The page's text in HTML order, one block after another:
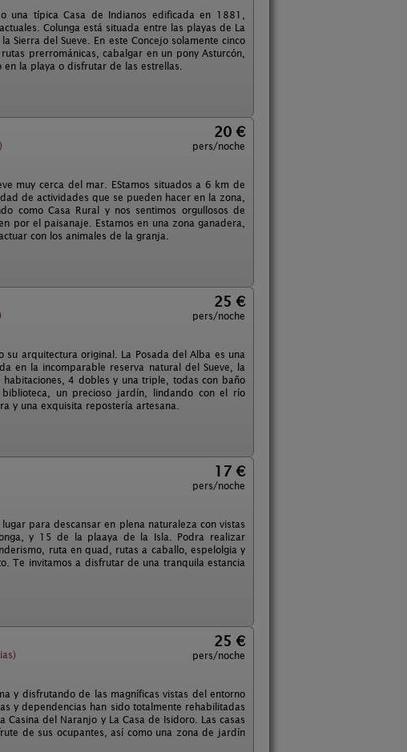
una típica Casa de Indianos edificada en 1881,
Colunga está situada entre las playas de La
Sierra del Sueve. En este Concejo solamente cinco
prerrománicas, cabalgar en un pony Asturcón,
la playa o disfrutar de las estrellas.
20 €
pers/noche
muy cerca del mar. EStamos situados a 6 km de
de actividades que se pueden hacer en la zona,
como Casa Rural y nos sentimos orgullosos de
por el paisanaje. Estamos en una zona ganadera,
con los animales de la granja.
25 €
pers/noche
arquitectura original. La Posada del Alba es una
en la incomparable reserva natural del Sueve, la
4 dobles y una triple, todas con baño
un precioso jardín, lindando con el río
y una exquisita repostería artesana.
17 €
pers/noche
para descansar en plena naturaleza con vistas
y 15 de la plaaya de la Isla. Podra realizar
ruta en quad, rutas a caballo, espelolgia y
Te invitamos a disfrutar de una tranquila estancia
25 €
pers/noche
y disfrutando de las magníficas vistas del entorno
y dependencias han sido totalmente rehabilitadas
Casina del Naranjo y La Casa de Isidoro. Las casas
de sus ocupantes, así como una zona de jardín